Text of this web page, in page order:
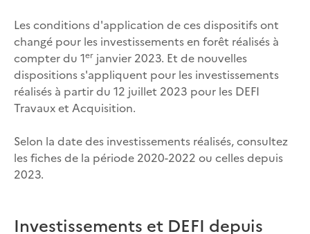
Les conditions d'application de ces dispositifs ont
changé pour les investissements en forêt réalisés à
compter du 1er janvier 2023. Et de nouvelles
dispositions s'appliquent pour les investissements
réalisés à partir du 12 juillet 2023 pour les DEFI
Travaux et Acquisition.
Selon la date des investissements réalisés, consultez
les fiches de la période 2020-2022 ou celles depuis
2023.
Investissements et DEFI depuis